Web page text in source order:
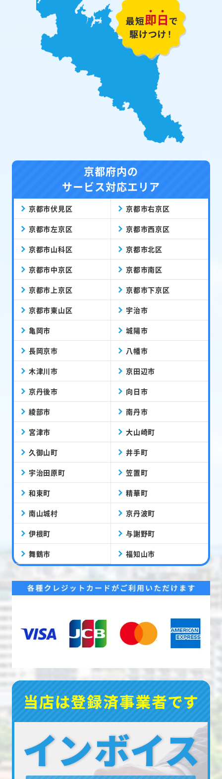
京都府内の
サービス対応エリア
京都市伏見区 京都市右京区
京都市左京区 京都市西京区
京都市山科区 京都市北区
京都市中京区 京都市南区
京都市上京区 京都市下京区
京都市東山区 宇治市
亀岡市 城陽市
長岡京市 八幡市
木津川市 京田辺市
京丹後市 向日市
綾部市 南丹市
宮津市 大山崎町
久御山町 井手町
宇治田原町 笠置町
和束町 精華町
南山城村 京丹波町
伊根町 与謝野町
舞鶴市 福知山市